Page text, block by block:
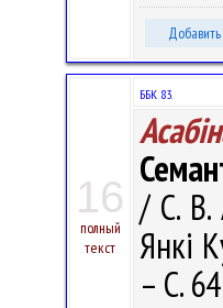
16
полный
текст
ББК 83.
/ С. В.
Янкі
– С.